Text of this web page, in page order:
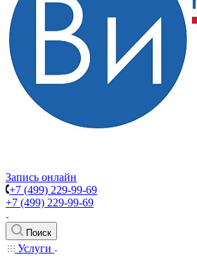
Запись онлайн
+7 (499) 229-99-69
+7 (499) 229-99-69
Поиск
Услуги